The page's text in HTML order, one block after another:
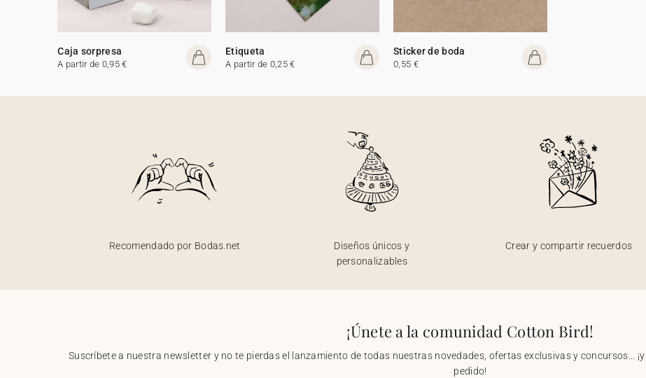
Caja sorpresa
A partir de 0,95 €
Etiqueta
A partir de 0,25 €
Sticker de boda
0,55 €
Recomendado por Bodas.net
Diseños únicos y
personalizables
Crear y compartir recuerdos
¡Únete a la comunidad Cotton Bird!
Suscríbete a nuestra newsletter y no te pierdas el lanzamiento de todas nuestras novedades, ofertas exclusivas y concursos...
pedido!